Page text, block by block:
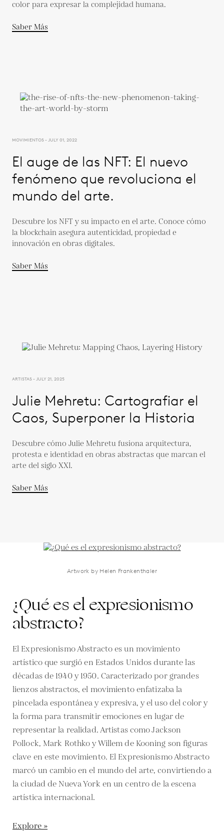
color para expresar la complejidad humana.
Saber Más
MOVIMIENTOS - JULY 01, 2022
El auge de las NFT: El nuevo
fenómeno que revoluciona el
mundo del arte.
Descubre los NFT y su impacto en el arte. Conoce cómo
la blockchain asegura autenticidad, propiedad e
innovación en obras digitales.
Saber Más
ARTISTAS - JULY 21, 2025
Julie Mehretu: Cartografiar el
Caos, Superponer la Historia
Descubre cómo Julie Mehretu fusiona arquitectura,
protesta e identidad en obras abstractas que marcan el
arte del siglo XXI.
Saber Más
Artwork by Helen Frankenthaler
¿Qué es el expresionismo
abstracto?
El Expresionismo Abstracto es un movimiento
artístico que surgió en Estados Unidos durante las
décadas de 1940 y 1950. Caracterizado por grandes
lienzos abstractos, el movimiento enfatizaba la
pincelada espontánea y expresiva, y el uso del color y
la forma para transmitir emociones en lugar de
representar la realidad. Artistas como Jackson
Pollock, Mark Rothko y Willem de Kooning son figuras
clave en este movimiento. El Expresionismo Abstracto
marcó un cambio en el mundo del arte, convirtiendo a
la ciudad de Nueva York en un centro de la escena
artística internacional.
Explore »